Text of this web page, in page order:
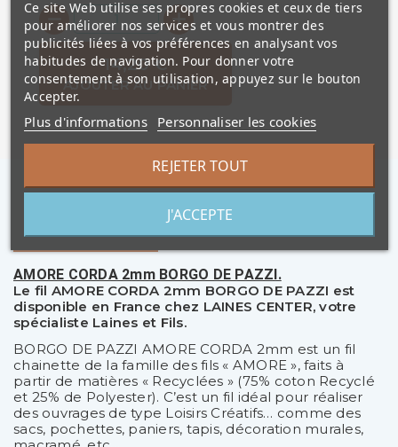
14,20 €
AJOUTER AU PANIER
AMORE CORDA 2mm BORGO DE PAZZI.
Le fil AMORE CORDA 2mm BORGO DE PAZZI est
disponible en France chez LAINES CENTER, votre
spécialiste Laines et Fils.
BORGO DE PAZZI AMORE CORDA 2mm est un fil
chainette de la famille des fils « AMORE », faits à
partir de matières « Recyclées » (75% coton Recyclé
et 25% de Polyester). C’est un fil idéal pour réaliser
des ouvrages de type Loisirs Créatifs… comme des
sacs, pochettes, paniers, tapis, décoration murales,
Ce site Web utilise ses propres cookies et ceux de tiers
pour améliorer nos services et vous montrer des
publicités liées à vos préférences en analysant vos
habitudes de navigation. Pour donner votre
consentement à son utilisation, appuyez sur le bouton
Accepter.
Plus d'informations Personnaliser les cookies
REJETER TOUT
J'ACCEPTE